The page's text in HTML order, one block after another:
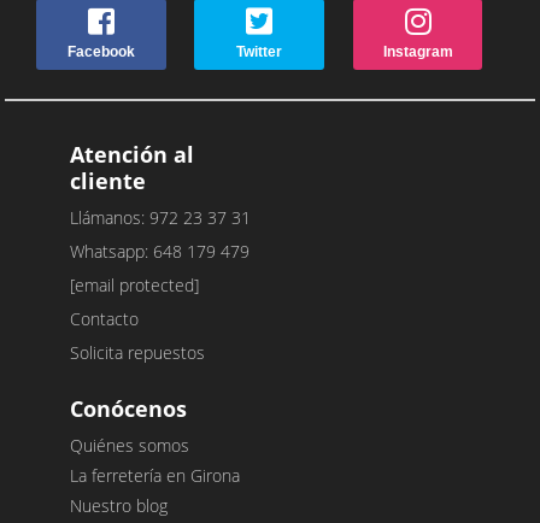
Facebook Twitter Instagram
Atención al
cliente
Llámanos: 972 23 37 31
Whatsapp: 648 179 479
[email protected]
Contacto
Solicita repuestos
Conócenos
Quiénes somos
La ferretería en Girona
Nuestro blog